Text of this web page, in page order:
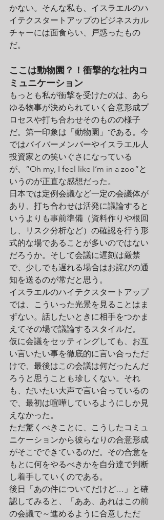
かない。そんな私も、イスラエルのハ
イテクスタートアップのビジネスカル
チャーには面食らい、戸惑ったもの
だ。
ここは動物園？！衝撃的な社内コ
ミュニケーション
もっとも私が衝撃を受けたのは、あら
ゆる物事が決められていく合意形成プ
ロセスや打ち合わせそのものの様子
だ。第一印象は「動物園」である。今
ではバイバーメンバーやイスラエル人
投資家との笑いぐさになっている
が、”Oh my, I feel like I’m in a zoo”と
いうのが正直な感想だった。
日本では定例会議など一定の会議体が
あり、打ち合わせは活発に議論すると
いうよりも事前準備（資料作りや根回
し、リスク分析など）の確認を行う形
式的な場であることが多いのではない
だろうか。そして会議に遅刻は厳禁
で、少しでも遅れる場合はお詫びの通
知を送るのが常だと思う。
イスラエルのハイテクスタートアップ
では、こういった光景を見ることはま
ずない。話したいときに相手をつかま
えてその場で議論するスタイルだ。
仮に会議をセッティングしても、お互
い言いたい事を徹底的に言い合っただ
けで、最後はこの会議は何だったんだ
ろうと思うことも珍しくない。それ
も、だいたい大声で言い合っているの
で、最初は喧嘩しているようにしか見
えなかった。
ただ驚くべきことに、こうしたコミュ
ニケーションから彼らなりの合意形成
がそこでできているのだ。その合意を
もとに何をやるべきかを自分達で判断
し着手していくのである。
後日「あの件についてだけど…」と確
認してみると、「ああ、あれはこの前
の会議で～進めるように合意しただ